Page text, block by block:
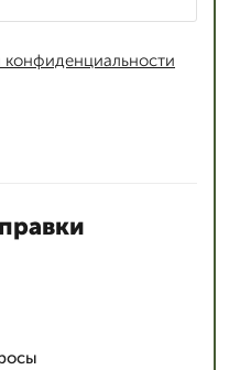
конфиденциальности